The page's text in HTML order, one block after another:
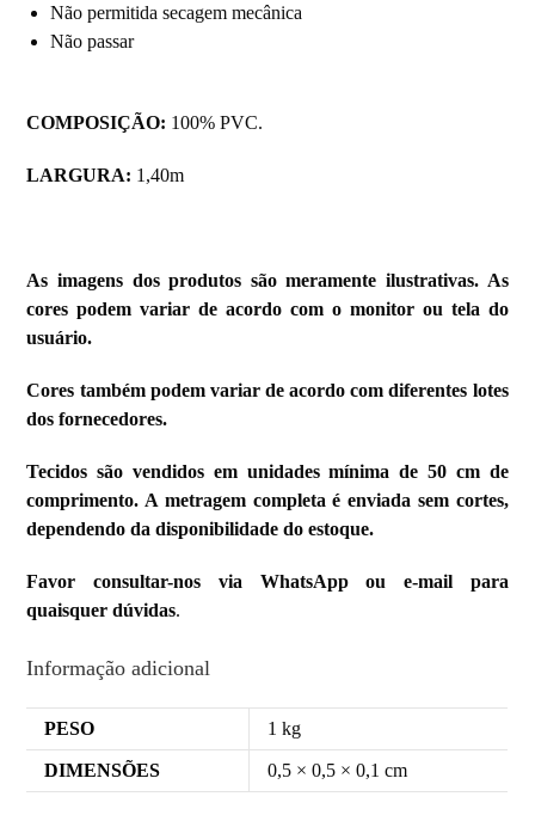
Não permitida secagem mecânica
Não passar
COMPOSIÇÃO: 100% PVC.
LARGURA: 1,40m
As imagens dos produtos são meramente ilustrativas. As
cores podem variar de acordo com o monitor ou tela do
usuário.
Cores também podem variar de acordo com diferentes lotes
dos fornecedores.
Tecidos são vendidos em unidades mínima de 50 cm de
comprimento. A metragem completa é enviada sem cortes,
dependendo da disponibilidade do estoque.
Favor consultar-nos via WhatsApp ou e-mail para
quaisquer dúvidas.
Informação adicional
PESO 1 kg
DIMENSÕES 0,5 × 0,5 × 0,1 cm